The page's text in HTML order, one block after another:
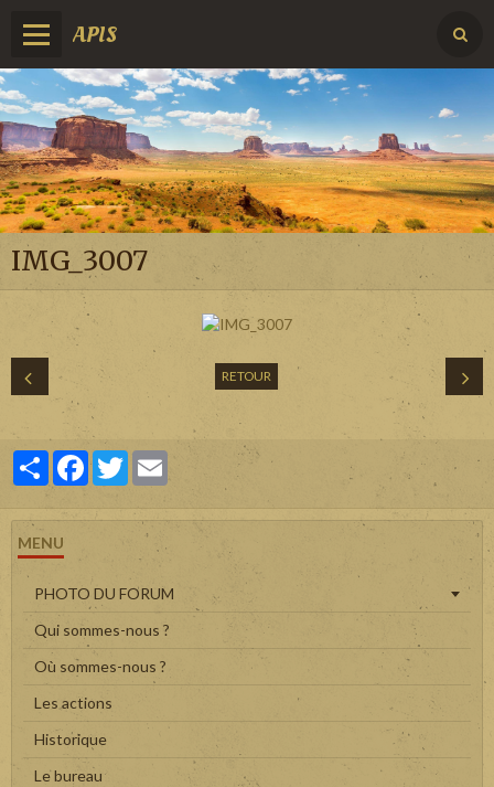
APIS
IMG_3007
RETOUR
PartagerFacebook
Twitter
MENU
PHOTO DU FORUM
Qui sommes-nous ?
Où sommes-nous ?
Les actions
Historique
Le bureau